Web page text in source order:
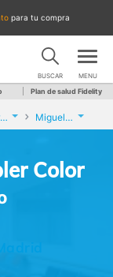
para tu compra
BUSCAR MENU
Plan de salud Fidelity
Ecocardiograma + Doppler Color Miguel Ángel Gómez Marino
Color